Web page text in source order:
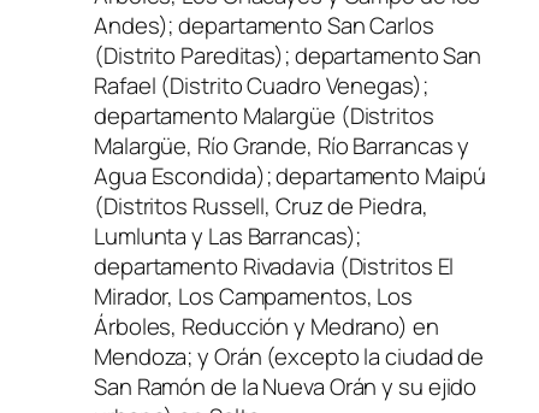
Andes); departamento San Carlos
(Distrito Pareditas); departamento San
Rafael (Distrito Cuadro Venegas);
departamento Malargüe (Distritos
Malargüe, Río Grande, Río Barrancas y
Agua Escondida); departamento Maipú
(Distritos Russell, Cruz de Piedra,
Lumlunta y Las Barrancas);
departamento Rivadavia (Distritos El
Mirador, Los Campamentos, Los
Árboles, Reducción y Medrano) en
Mendoza; y Orán (excepto la ciudad de
San Ramón de la Nueva Orán y su ejido